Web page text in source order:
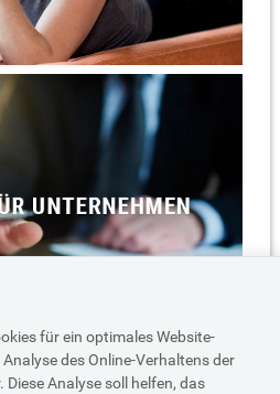
für ein optimales Website-
des Online-Verhaltens der
Analyse soll helfen, das